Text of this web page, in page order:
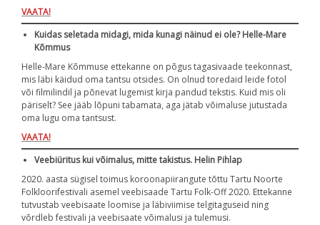
VAATA!
Kuidas seletada midagi, mida kunagi näinud ei ole? Helle-Mare
Kõmmus
Helle-Mare Kõmmuse ettekanne on põgus tagasivaade teekonnast,
mis läbi käidud oma tantsu otsides. On olnud toredaid leide fotol
või filmilindil ja põnevat lugemist kirja pandud tekstis. Kuid mis oli
päriselt? See jääb lõpuni tabamata, aga jätab võimaluse jutustada
oma lugu oma tantsust.
VAATA!
Veebiüritus kui võimalus, mitte takistus. Helin Pihlap
2020. aasta sügisel toimus koroonapiirangute tõttu Tartu Noorte
Folkloorifestivali asemel veebisaade Tartu Folk-Off 2020. Ettekanne
tutvustab veebisaate loomise ja läbiviimise telgitaguseid ning
võrdleb festivali ja veebisaate võimalusi ja tulemusi.